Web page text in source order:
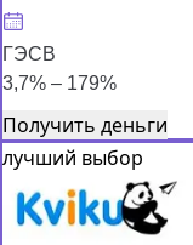
ГЭСВ
3,7% – 179%
Получить деньги
лучший выбор